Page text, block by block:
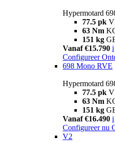
Hypermotard
77.5 pk
63 Nm
151 kg
Vanaf €15.790 i
Configureer
698 Mono RVE
Hypermotard
77.5 pk
63 Nm
151 kg
Vanaf €16.490 i
Configureer nu
V2